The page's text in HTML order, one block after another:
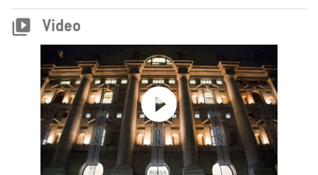
 Video
